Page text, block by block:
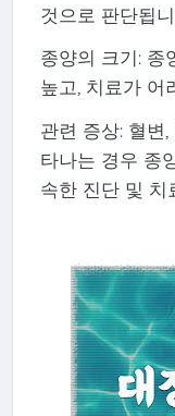
것으로 판단됩
종양의 크기: 종
높고, 치료가 어
관련 증상: 혈변
타나는 경우 종
속한 진단 및 치